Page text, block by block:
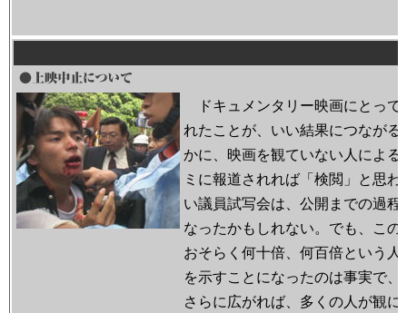
ドキュメンタリー映画にとって
れたことが、いい結果につなが
かに、映画を観ていない人によ
ミに報道されれば「検閲」と思
い議員試写会は、公開までの過
なったかもしれない。でも、こ
おそらく何十倍、何百倍という
を示すことになったのは事実で
さらに広がれば、多くの人が観